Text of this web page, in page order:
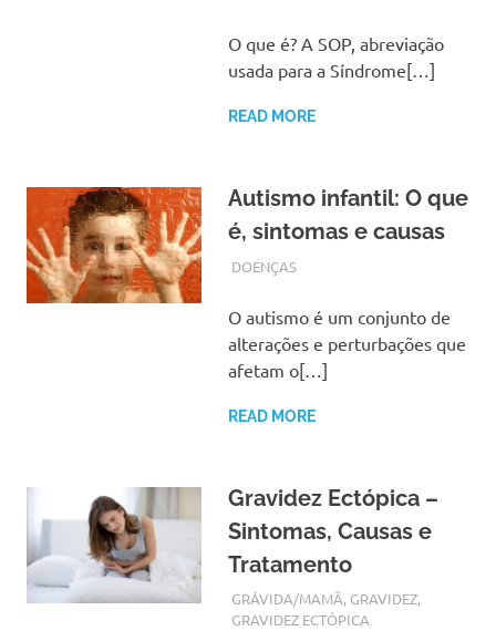
O que é? A SOP, abreviação
usada para a Síndrome[…]
READ MORE
Autismo infantil: O que
é, sintomas e causas
SETEMBRO 27, 2017
ADMIN
DOENÇAS
O autismo é um conjunto de
alterações e perturbações que
afetam o[…]
READ MORE
Gravidez Ectópica –
Sintomas, Causas e
Tratamento
SETEMBRO 20, 2017
ADMIN
GRÁVIDA/MAMÃ, GRAVIDEZ,
GRAVIDEZ ECTÓPICA